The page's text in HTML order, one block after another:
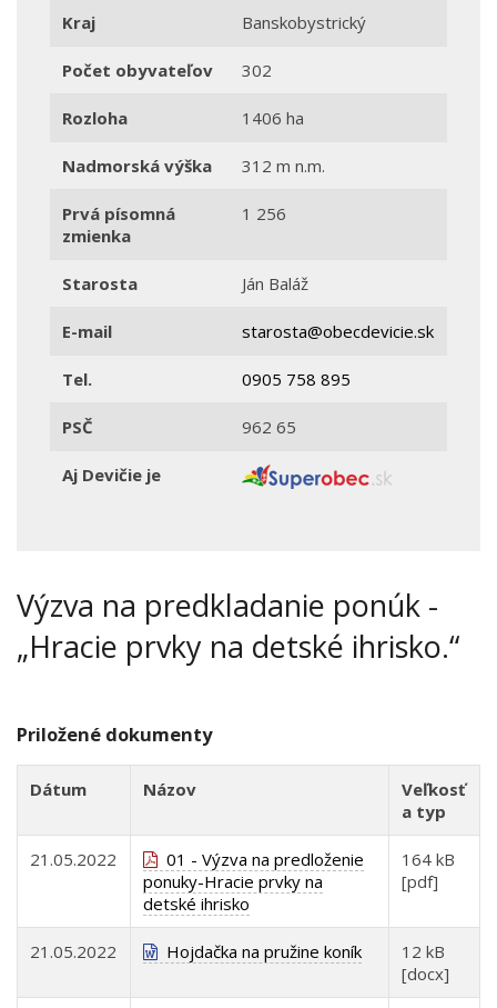
Kraj Banskobystrický
Počet obyvateľov 302
Rozloha 1406 ha
Nadmorská výška 312 m n.m.
Prvá písomná
zmienka
1 256
Starosta Ján Baláž
E-mail starosta@obecdevicie.sk
Tel. 0905 758 895
PSČ 962 65
Aj Devičie je
Výzva na predkladanie ponúk -
„Hracie prvky na detské ihrisko.“
Priložené dokumenty
Dátum Názov
Veľkosť
a typ
21.05.2022
01 - Výzva na predloženie
ponuky-Hracie prvky na
detské ihrisko
164 kB
[pdf]
21.05.2022 Hojdačka na pružine koník
12 kB
[docx]